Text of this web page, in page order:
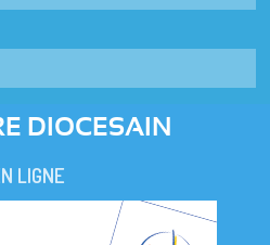
DIOCESAIN
LIGNE